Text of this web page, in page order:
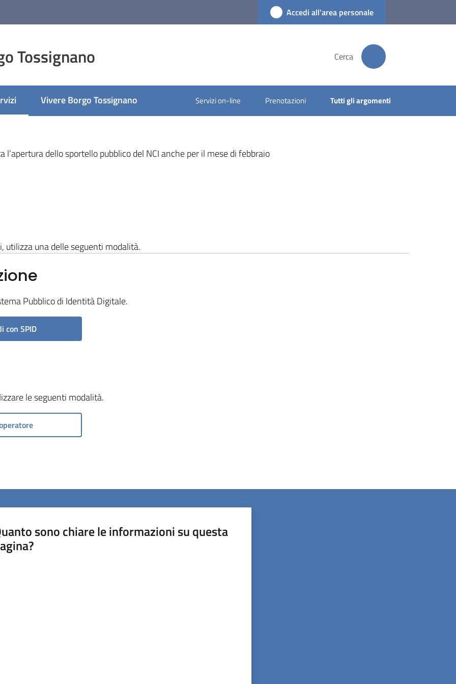
Accedi all'area personale
Tossignano Cerca
selezionatoVivere Borgo Tossignano Servizi on-line Prenotazioni Tutti gli argomenti
dello sportello pubblico del NCI anche per il mese di febbraio
utilizza una delle seguenti modalità.
Pubblico di Identità Digitale.
con SPID
le seguenti modalità.
sono chiare le informazioni su questa